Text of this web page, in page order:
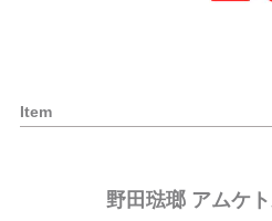
Item
野田琺瑯 アムケト